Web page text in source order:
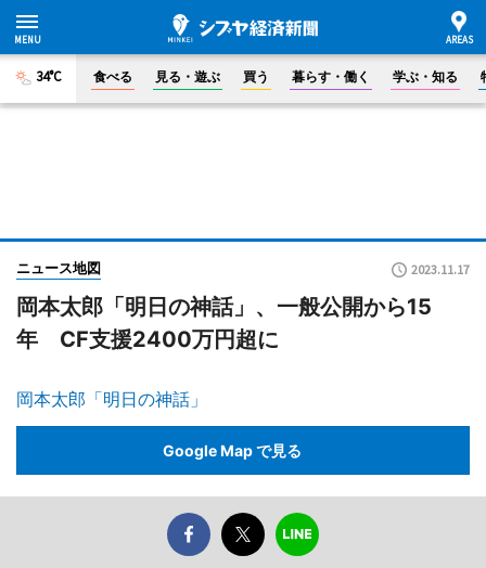
34°C 食べる 見る・遊ぶ 買う 暮らす・働く 学ぶ・知る
ニュース地図 2023.11.17
岡本太郎「明日の神話」、一般公開から15
年 CF支援2400万円超に
岡本太郎「明日の神話」
Google Map で見る